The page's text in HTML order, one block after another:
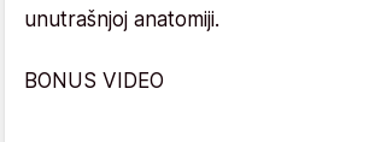
unutrašnjoj anatomiji.
BONUS VIDEO